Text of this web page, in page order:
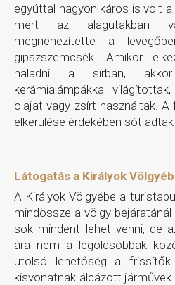
egyúttal nagyon káros is volt
mert az alagutakban
megnehezítette a
gipszszemcsék. Amikor
haladni a sírban,
kerámialámpákkal
olajat vagy zsírt használtak.
elkerülése érdekében sót adtak
Látogatás a Királyok
A Királyok Völgyébe a
mindössze a völgy bejáratánál
sok mindent lehet venni, de
ára nem a legolcsóbbak
utolsó lehetőség a frissítők
kisvonatnak álcázott